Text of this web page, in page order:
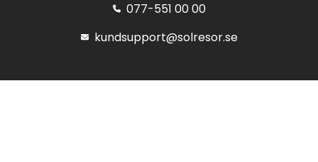
077-551 00 00
kundsupport@solresor.se